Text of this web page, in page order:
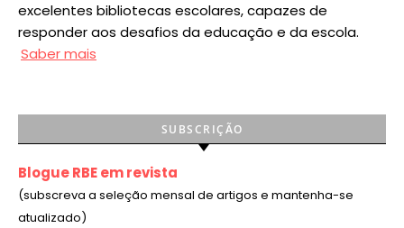
excelentes bibliotecas escolares, capazes de
responder aos desafios da educação e da escola.
Saber mais
SUBSCRIÇÃO
Blogue RBE em revista
(subscreva a seleção mensal de artigos e mantenha-se
atualizado)